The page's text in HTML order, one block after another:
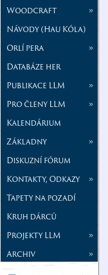
Woodcraft
»
Návody (Hau Kóla)
Orlí pera
»
Databáze her
Publikace LLM
»
Pro členy LLM
»
Kalendárium
Základny
»
Diskuzní fórum
Kontakty, Odkazy
»
Tapety na pozadí
Kruh dárců
Projekty LLM
»
Archiv
»